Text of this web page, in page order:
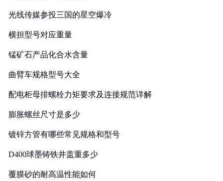
光线传媒参投三国的星空爆冷
横担型号对应重量
锰矿石产品化合水含量
曲臂车规格型号大全
配电柜母排螺栓力矩要求及连接规范详解
膨胀螺丝尺寸是多少
镀锌方管有哪些常见规格和型号
D400球墨铸铁井盖重多少
覆膜砂的耐高温性能如何